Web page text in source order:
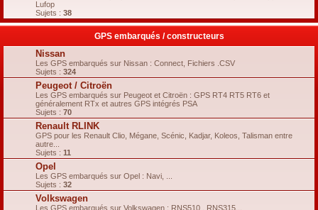
Lufop
Sujets : 38
GPS embarqués / constructeurs
Nissan
Les GPS embarqués sur Nissan : Connect, Fichiers .CSV
Sujets : 324
Peugeot / Citroën
Les GPS embarqués sur Peugeot et Citroën : GPS RT4 RT5 RT6 et
généralement RTx et autres GPS intégrés PSA
Sujets : 70
Renault RLINK
GPS pour les Renault Clio, Mégane, Scénic, Kadjar, Koleos, Talisman entre
autre...
Sujets : 11
Opel
Les GPS embarqués sur Opel : Navi, ...
Sujets : 32
Volkswagen
Les GPS embarqués sur Volkswagen : RNS510 , RNS315...